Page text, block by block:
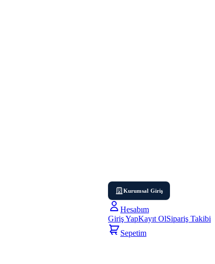
Kurumsal Giriş
Hesabım
Giriş YapKayıt OlSipariş Takibi
Sepetim